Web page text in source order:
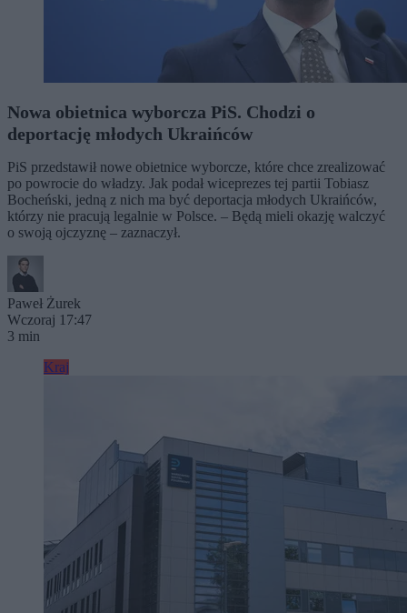
Nowa obietnica wyborcza PiS. Chodzi o
deportację młodych Ukraińców
PiS przedstawił nowe obietnice wyborcze, które chce zrealizować
po powrocie do władzy. Jak podał wiceprezes tej partii Tobiasz
Bocheński, jedną z nich ma być deportacja młodych Ukraińców,
którzy nie pracują legalnie w Polsce. – Będą mieli okazję walczyć
o swoją ojczyznę – zaznaczył.
Paweł Żurek
Wczoraj 17:47
3 min
Kraj